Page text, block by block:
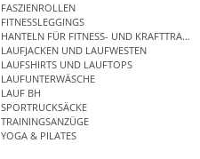
FASZIENROLLEN
FITNESSLEGGINGS
HANTELN FÜR FITNESS- UND
LAUFJACKEN UND LAUFWESTEN
LAUFSHIRTS UND LAUFTOPS
LAUFUNTERWÄSCHE
LAUF BH
SPORTRUCKSÄCKE
TRAININGSANZÜGE
YOGA & PILATES